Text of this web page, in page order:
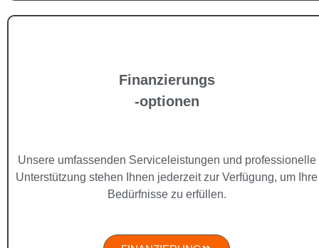
Finanzierungs
-optionen
Unsere umfassenden Serviceleistungen und professionelle
Unterstützung stehen Ihnen jederzeit zur Verfügung, um Ihre
Bedürfnisse zu erfüllen.